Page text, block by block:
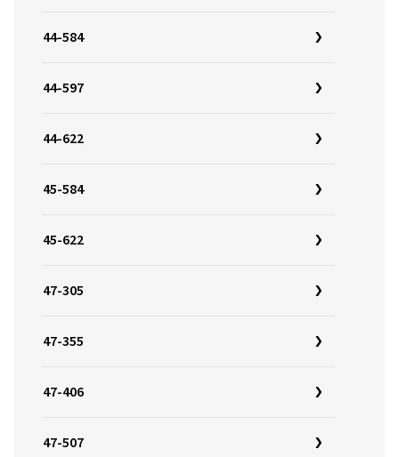
44-584
44-597
44-622
45-584
45-622
47-305
47-355
47-406
47-507